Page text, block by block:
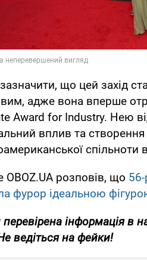
що цей захід
адже вона вперше
Award for Industry. Нею
вплив та
спільноти в
OBOZ.UA розповів, що
фурор ідеальною
перевірена інформація в
ведіться на фейки!